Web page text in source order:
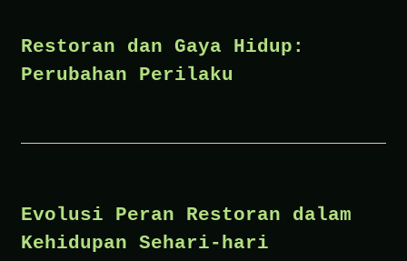
Restoran dan Gaya Hidup:
Perubahan Perilaku
Evolusi Peran Restoran dalam
Kehidupan Sehari-hari